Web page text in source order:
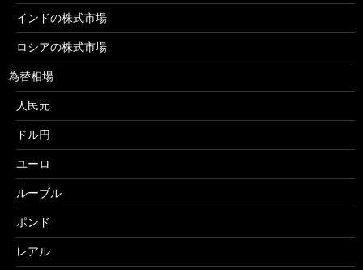
インドの株式市場
ロシアの株式市場
為替相場
人民元
ドル円
ユーロ
ルーブル
ポンド
レアル